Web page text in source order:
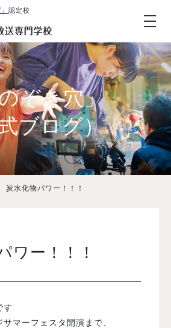
認定校
テム
ぞき穴」
ブログ）
炭水化物パワー！！！
ワー！！！
す
マーフェスタ開演まで、